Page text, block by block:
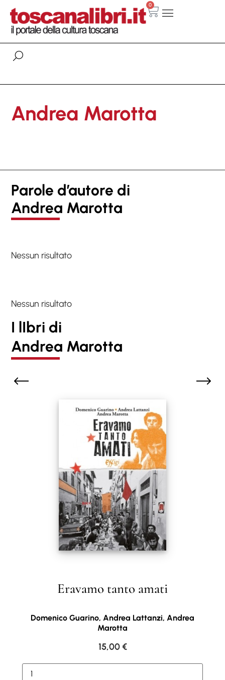
0
Andrea Marotta
Parole d’autore di
Andrea Marotta
Nessun risultato
Nessun risultato
I lIbri di
Andrea Marotta
Eravamo tanto amati
Domenico Guarino, Andrea Lattanzi, Andrea
Marotta
15,00€